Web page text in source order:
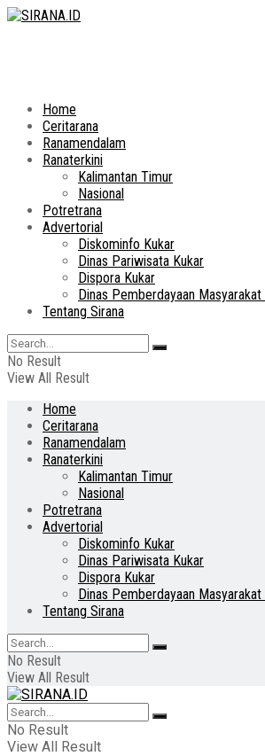
Home
Ceritarana
Ranamendalam
Ranaterkini
Kalimantan Timur
Nasional
Potretrana
Advertorial
Diskominfo Kukar
Dinas Pariwisata Kukar
Dispora Kukar
Dinas Pemberdayaan
Tentang Sirana
No Result
View All Result
Home
Ceritarana
Ranamendalam
Ranaterkini
Kalimantan Timur
Nasional
Potretrana
Advertorial
Diskominfo Kukar
Dinas Pariwisata Kukar
Dispora Kukar
Dinas Pemberdayaan
Tentang Sirana
No Result
View All Result
No Result
View All Result